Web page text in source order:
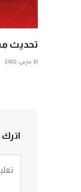
تحديث
13 مارس، 2022